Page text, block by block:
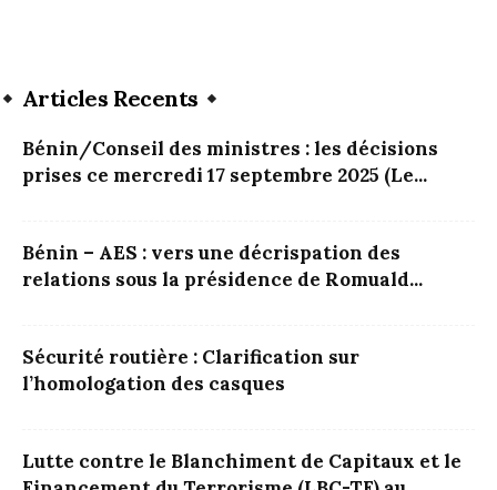
Articles Recents
Bénin/Conseil des ministres : les décisions
prises ce mercredi 17 septembre 2025 (Le...
Bénin – AES : vers une décrispation des
relations sous la présidence de Romuald...
Sécurité routière : Clarification sur
l’homologation des casques
Lutte contre le Blanchiment de Capitaux et le